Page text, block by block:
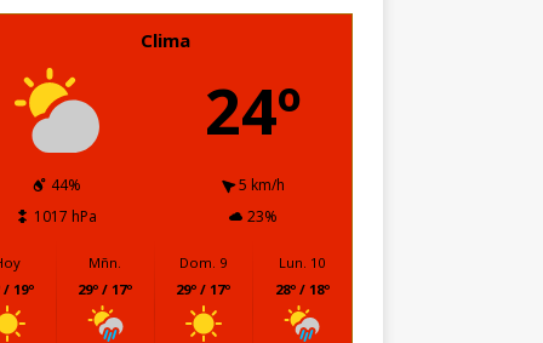
Clima
24º
44%
5 km/h
1017 hPa
23%
/ 19º
Mñn.
29º / 17º
Dom. 9
29º / 17º
Lun. 10
28º / 18º